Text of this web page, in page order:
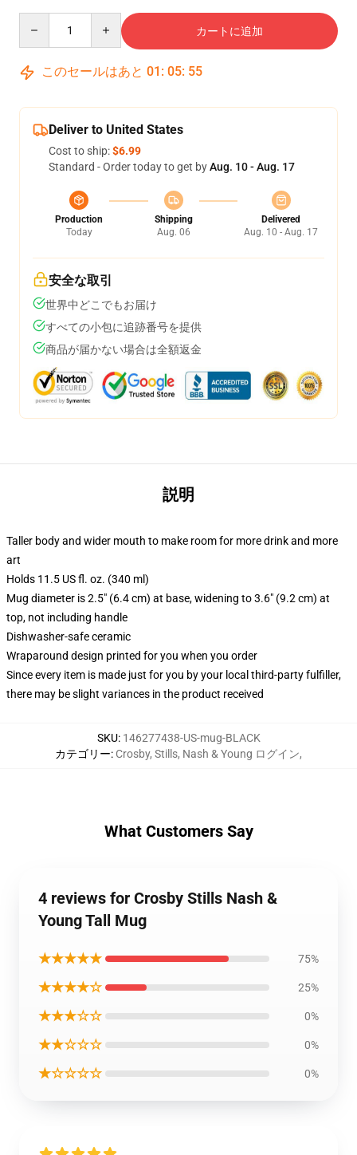
カートに追加
このセールはあと 01 : 05: 54
Deliver to United States
Cost to ship:$6.99
Standard - Order today to get byAug. 10 - Aug. 17
Production
Today
Shipping
Aug. 06
Delivered
Aug. 10 - Aug. 17
安全な取引
世界中どこでもお届け
すべての小包に追跡番号を提供
商品が届かない場合は全額返金
説明
Taller body and wider mouth to make room for more drink and more
art
Holds 11.5 US fl. oz. (340 ml)
Mug diameter is 2.5" (6.4 cm) at base, widening to 3.6" (9.2 cm) at
top, not including handle
Dishwasher-safe ceramic
Wraparound design printed for you when you order
Since every item is made just for you by your local third-party fulfiller,
there may be slight variances in the product received
SKU: 146277438-US-mug-BLACK
カテゴリー: Crosby, Stills, Nash & Young ログイン,
What Customers Say
4 reviews for Crosby Stills Nash &
Young Tall Mug
★★★★★ 75%
★★★★☆ 25%
★★★☆☆ 0%
★★☆☆☆ 0%
★☆☆☆☆ 0%